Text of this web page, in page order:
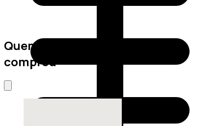
Quem viu este produto também
comprou